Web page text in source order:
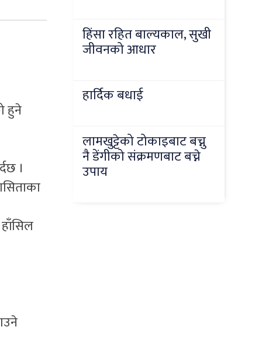
हुने
।
हिंसा रहित बाल्यकाल, सुखी
जीवनको आधार
हार्दिक बधाई
लामखुट्टेको टोकाइबाट बच्नु
नै डेंगीको संक्रमणबाट बच्ने
उपाय